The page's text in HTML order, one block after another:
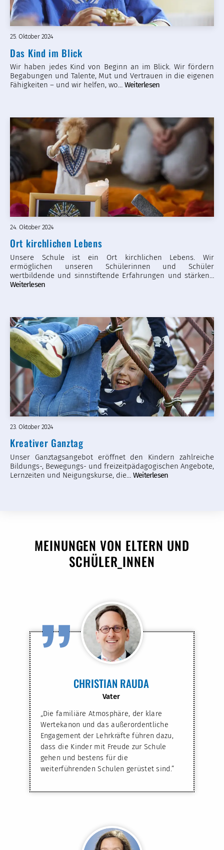
25. Oktober 2024
Das Kind im Blick
Wir haben jedes Kind von Beginn an im Blick. Wir fördern
Begabungen und Talente, Mut und Vertrauen in die eigenen
Fähigkeiten – und wir helfen, wo… Weiterlesen
24. Oktober 2024
Ort kirchlichen Lebens
Unsere Schule ist ein Ort kirchlichen Lebens. Wir
ermöglichen unseren Schülerinnen und Schüler
wertbildende und sinnstiftende Erfahrungen und stärken…
Weiterlesen
23. Oktober 2024
Kreativer Ganztag
Unser Ganztagsangebot eröffnet den Kindern zahlreiche
Bildungs-, Bewegungs- und freizeitpädagogischen Angebote,
Lernzeiten und Neigungskurse, die… Weiterlesen
MEINUNGEN VON ELTERN UND
SCHÜLER_INNEN
”CHRISTIAN RAUDA
Vater
„Die familiäre Atmosphäre, der klare
Wertekanon und das außerordentliche
Engagement der Lehrkräfte führen dazu,
dass die Kinder mit Freude zur Schule
gehen und bestens für die
weiterführenden Schulen gerüstet sind.”